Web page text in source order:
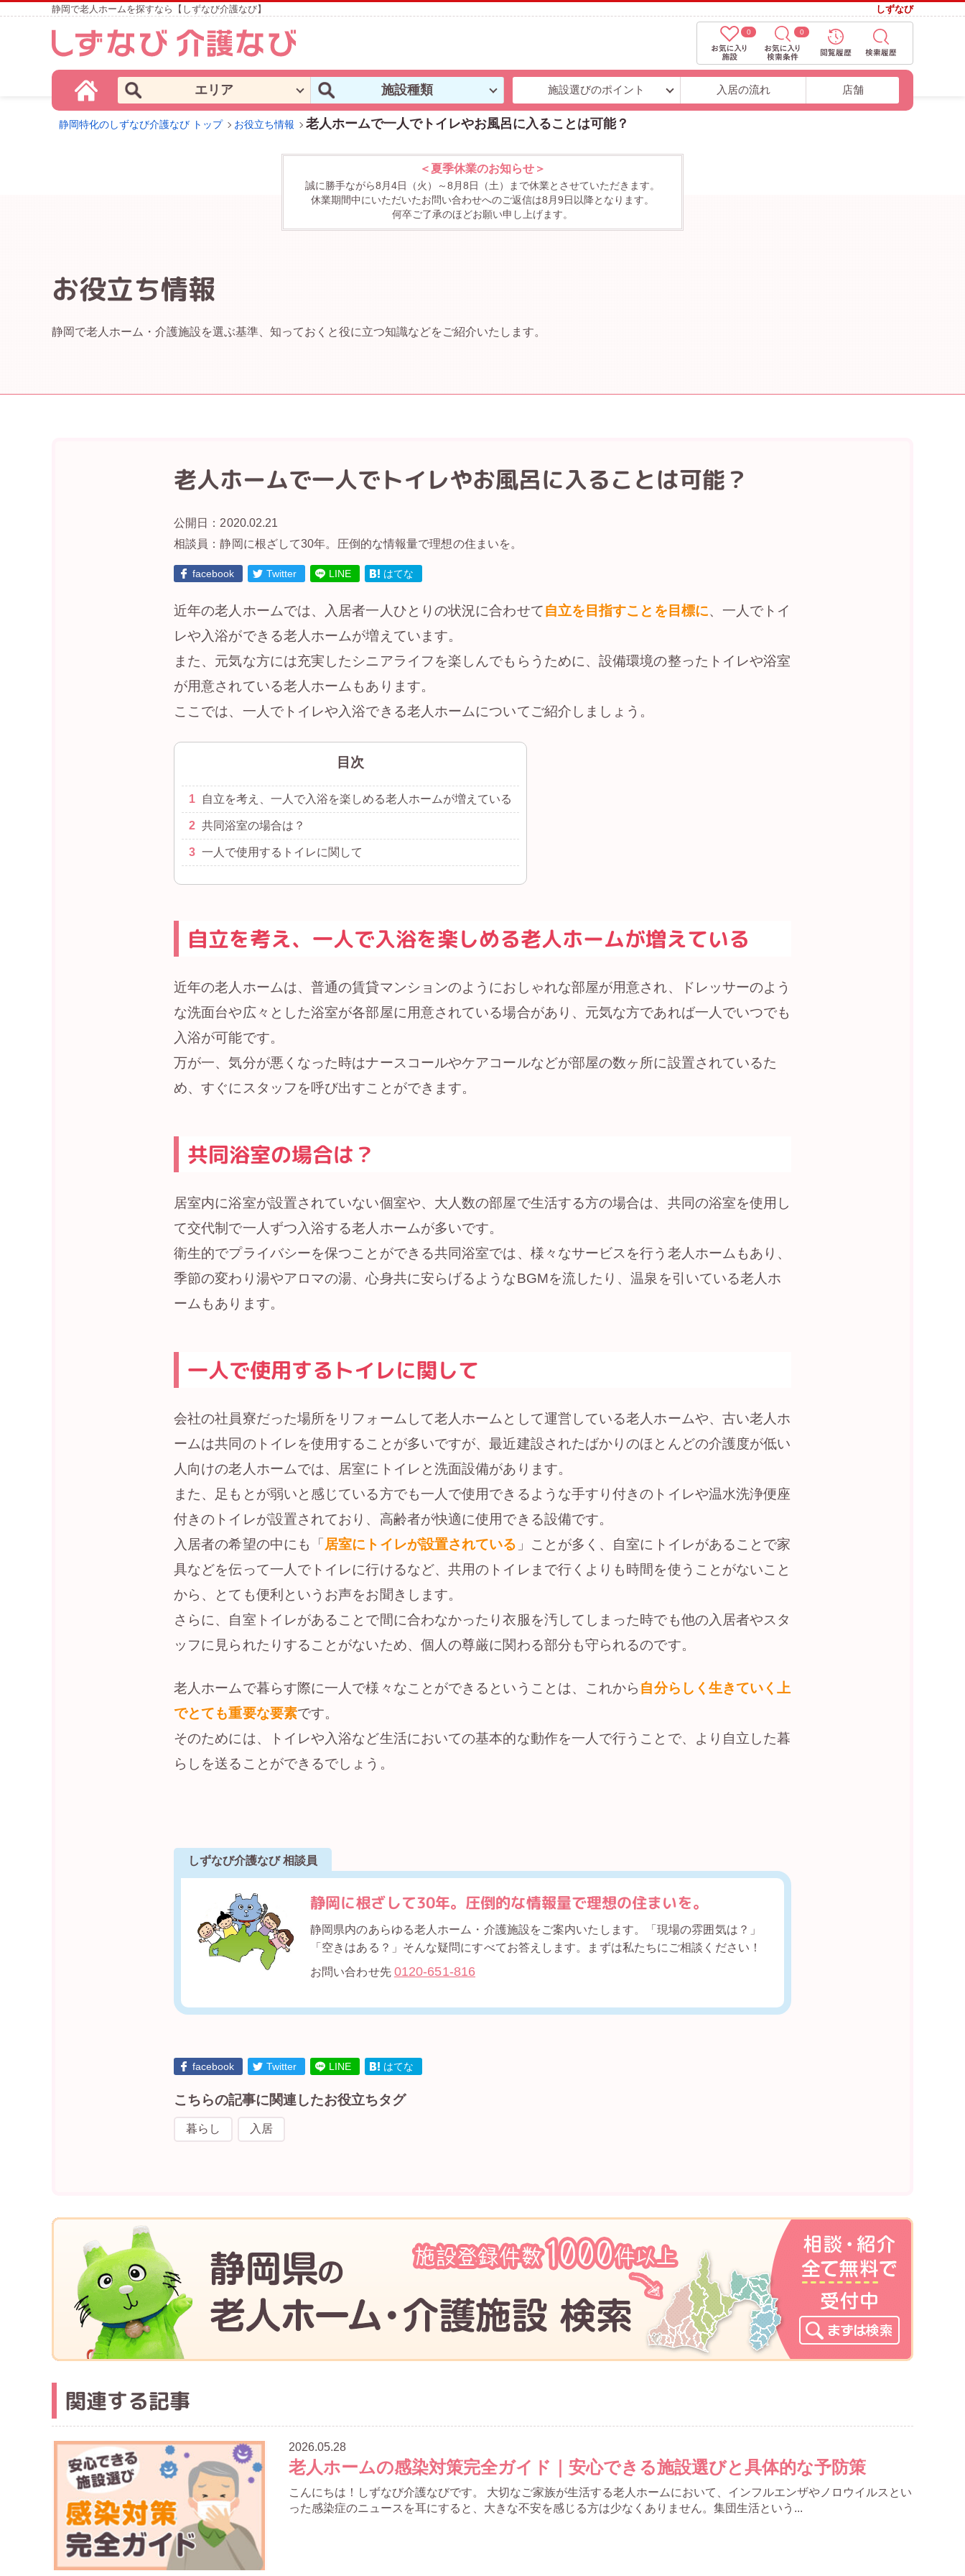
静岡で老人ホームを探すなら【しずなび介護なび】 しずなび
0 0
エリア 施設種類 施設選びのポイント 入居の流れ 店舗
静岡特化のしずなび介護なび トップ お役立ち情報 老人ホームで一人でトイレやお風呂に入ることは可能？
＜夏季休業のお知らせ＞
誠に勝手ながら8月4日（火）～8月8日（土）まで休業とさせていただきます。
休業期間中にいただいたお問い合わせへのご返信は8月9日以降となります。
何卒ご了承のほどお願い申し上げます。
お役立ち情報
静岡で老人ホーム・介護施設を選ぶ基準、知っておくと役に立つ知識などをご紹介いたします。
老人ホームで一人でトイレやお風呂に入ることは可能？
公開日： 2020.02.21
相談員：静岡に根ざして30年。圧倒的な情報量で理想の住まいを。
facebook Twitter LINE はてな
近年の老人ホームでは、入居者一人ひとりの状況に合わせて自立を目指すことを目標に、一人でトイ
レや入浴ができる老人ホームが増えています。
また、元気な方には充実したシニアライフを楽しんでもらうために、設備環境の整ったトイレや浴室
が用意されている老人ホームもあります。
ここでは、一人でトイレや入浴できる老人ホームについてご紹介しましょう。
目次
1 自立を考え、一人で入浴を楽しめる老人ホームが増えている
2 共同浴室の場合は？
3 一人で使用するトイレに関して
自立を考え、一人で入浴を楽しめる老人ホームが増えている
近年の老人ホームは、普通の賃貸マンションのようにおしゃれな部屋が用意され、ドレッサーのよう
な洗面台や広々とした浴室が各部屋に用意されている場合があり、元気な方であれば一人でいつでも
入浴が可能です。
万が一、気分が悪くなった時はナースコールやケアコールなどが部屋の数ヶ所に設置されているた
め、すぐにスタッフを呼び出すことができます。
共同浴室の場合は？
居室内に浴室が設置されていない個室や、大人数の部屋で生活する方の場合は、共同の浴室を使用し
て交代制で一人ずつ入浴する老人ホームが多いです。
衛生的でプライバシーを保つことができる共同浴室では、様々なサービスを行う老人ホームもあり、
季節の変わり湯やアロマの湯、心身共に安らげるようなBGMを流したり、温泉を引いている老人ホ
ームもあります。
一人で使用するトイレに関して
会社の社員寮だった場所をリフォームして老人ホームとして運営している老人ホームや、古い老人ホ
ームは共同のトイレを使用することが多いですが、最近建設されたばかりのほとんどの介護度が低い
人向けの老人ホームでは、居室にトイレと洗面設備があります。
また、足もとが弱いと感じている方でも一人で使用できるような手すり付きのトイレや温水洗浄便座
付きのトイレが設置されており、高齢者が快適に使用できる設備です。
入居者の希望の中にも「 居室にトイレが設置されている 」ことが多く、自室にトイレがあることで家
具などを伝って一人でトイレに行けるなど、共用のトイレまで行くよりも時間を使うことがないこと
から、とても便利というお声をお聞きします。
さらに、自室トイレがあることで間に合わなかったり衣服を汚してしまった時でも他の入居者やスタ
ッフに見られたりすることがないため、個人の尊厳に関わる部分も守られるのです。
老人ホームで暮らす際に一人で様々なことができるということは、これから 自分らしく生きていく上
でとても重要な要素です。
そのためには、トイレや入浴など生活においての基本的な動作を一人で行うことで、より自立した暮
らしを送ることができるでしょう。
しずなび介護なび 相談員
静岡に根ざして30年。圧倒的な情報量で理想の住まいを。
静岡県内のあらゆる老人ホーム・介護施設をご案内いたします。「現場の雰囲気は？」
「空きはある？」そんな疑問にすべてお答えします。まずは私たちにご相談ください！
お問い合わせ先 0120-651-816
facebook Twitter LINE はてな
こちらの記事に関連したお役立ちタグ
暮らし 入居
関連する記事
2026.05.28
老人ホームの感染対策完全ガイド｜安心できる施設選びと具体的な予防策
こんにちは！しずなび介護なびです。 大切なご家族が生活する老人ホームにおいて、インフルエンザやノロウイルスとい
った感染症のニュースを耳にすると、大きな不安を感じる方は少なくありません。集団生活という...